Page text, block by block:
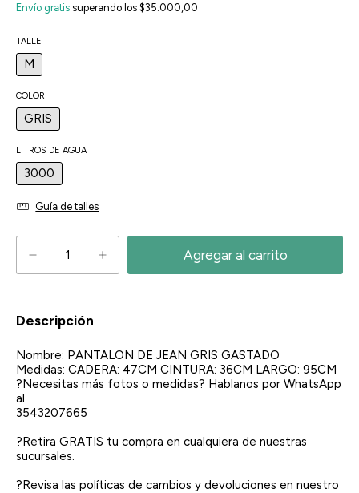
Envío gratis superando los $35.000,00
TALLE
M
COLOR
GRIS
LITROS DE AGUA
3000
Guía de talles
Descripción
Nombre: PANTALON DE JEAN GRIS GASTADO
Medidas: CADERA: 47CM CINTURA: 36CM LARGO: 95CM
?Necesitas más fotos o medidas? Hablanos por WhatsApp
al
3543207665
?Retira GRATIS tu compra en cualquiera de nuestras
sucursales.
?Revisa las políticas de cambios y devoluciones en nuestro